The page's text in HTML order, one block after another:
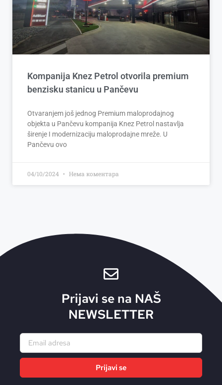
Kompanija Knez Petrol otvorila premium
benzisku stanicu u Pančevu
Otvaranjem još jednog Premium maloprodajnog
objekta u Pančevu kompanija Knez Petrol nastavlja
širenje I modernizaciju maloprodajne mreže. U
Pančevu ovo
04/10/2024 Нема коментара
Prijavi se na NAŠ
NEWSLETTER
Prijavi se